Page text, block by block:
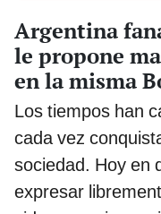
Argentina
le propone
en la misma
Los tiempos han
cada vez
sociedad. Hoy en
expresar